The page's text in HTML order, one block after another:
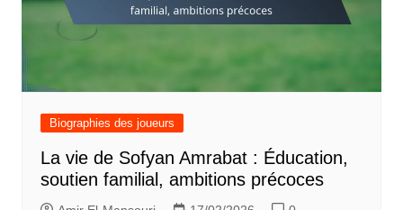
Biographies des joueurs
La vie de Sofyan Amrabat : Éducation,
soutien familial, ambitions précoces